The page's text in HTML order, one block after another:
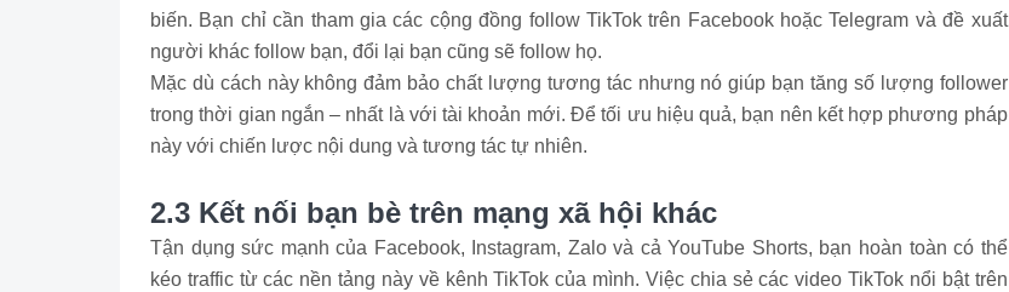
biến. Bạn chỉ cần tham gia các cộng đồng follow TikTok trên Facebook hoặc Telegram và đề xuất
người khác follow bạn, đổi lại bạn cũng sẽ follow họ.
Mặc dù cách này không đảm bảo chất lượng tương tác nhưng nó giúp bạn tăng số lượng follower
trong thời gian ngắn – nhất là với tài khoản mới. Để tối ưu hiệu quả, bạn nên kết hợp phương pháp
này với chiến lược nội dung và tương tác tự nhiên.
2.3 Kết nối bạn bè trên mạng xã hội khác
Tận dụng sức mạnh của Facebook, Instagram, Zalo và cả YouTube Shorts, bạn hoàn toàn có thể
kéo traffic từ các nền tảng này về kênh TikTok của mình. Việc chia sẻ các video TikTok nổi bật trên